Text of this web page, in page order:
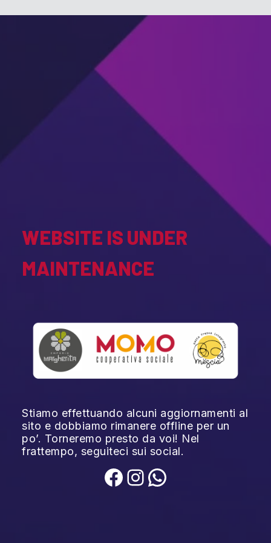
WEBSITE IS UNDER
MAINTENANCE
Stiamo effettuando alcuni aggiornamenti al
sito e dobbiamo rimanere offline per un
po’. Torneremo presto da voi! Nel
frattempo, seguiteci sui social.
Facebook
Instagram
WhatsApp